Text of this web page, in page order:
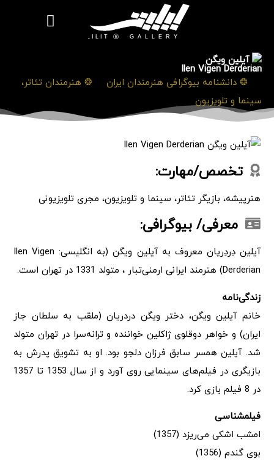
آیلین ویگن
Ilen Vigen Derderian
❂ دانشنامه بیوگرافی هنرمندان ایران
❂ هنرمندان تئاتر،
سینما و تلویزیون
تخصص/مهارت:
هنرپیشه، بازیگر تئاتر، سینما و تلویزیون، مجری تلویزیونی
معرفی/ بیوگرافی:
آیلین دِردِریان معروف به آیلین ویگن (به انگلیسی: Ilen Vigen
Derderian) هنرمند ایرانی ارمنی‌تبار ، متولد 1331 در تهران است.
زندگی‌نامه
خانم آیلین ویگن، دختر ویگن دردریان (ملقب به سلطان جاز
ایران) و خواهر دوقلوی ژاکلین خواننده و ترانه‌سرا در تهران متولد
شد. آیلین همسر سابق فرزان دلجو بود. او به تشویق پدرش به
بازیگری در فیلم‌های سینمایی روی آورد و از سال 1353 تا 1357
در 8 فیلم بازی کرد.
فیلمشناسی
امشب اشکی می‌ریزد (1357)
بوی گندم (1356)